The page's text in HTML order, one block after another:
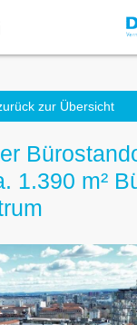
zur Übersicht
1.390 m²